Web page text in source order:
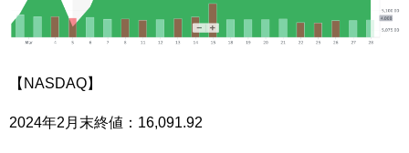
【NASDAQ】
2024年2月末終値：16,091.92